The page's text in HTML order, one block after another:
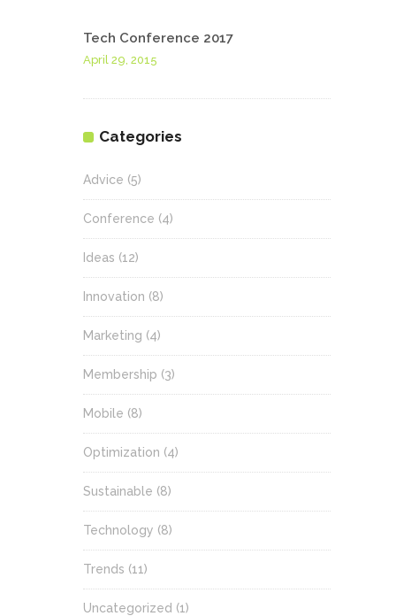
Tech Conference 2017
April 29, 2015
Categories
Advice (5)
Conference (4)
Ideas (12)
Innovation (8)
Marketing (4)
Membership (3)
Mobile (8)
Optimization (4)
Sustainable (8)
Technology (8)
Trends (11)
Uncategorized (1)